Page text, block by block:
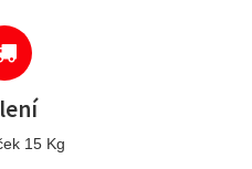
15 Kg